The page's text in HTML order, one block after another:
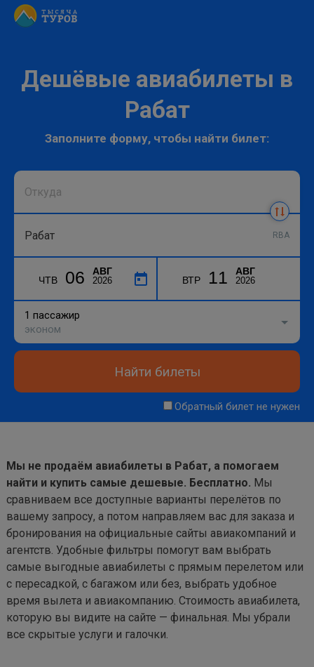
Дешёвые авиабилеты в
Рабат
Заполните форму, чтобы найти билет:
RBA
ЧТВ 06 АВГ
2026 ВТР 11 АВГ
2026
1 пассажир
эконом
Найти билеты
Обратный билет не нужен
Мы не продаём авиабилеты в Рабат, а помогаем
найти и купить самые дешевые. Бесплатно. Мы
сравниваем все доступные варианты перелётов по
вашему запросу, а потом направляем вас для заказа и
бронирования на официальные сайты авиакомпаний и
агентств. Удобные фильтры помогут вам выбрать
самые выгодные авиабилеты с прямым перелетом или
с пересадкой, с багажом или без, выбрать удобное
время вылета и авиакомпанию. Стоимость авиабилета,
которую вы видите на сайте — финальная. Мы убрали
все скрытые услуги и галочки.